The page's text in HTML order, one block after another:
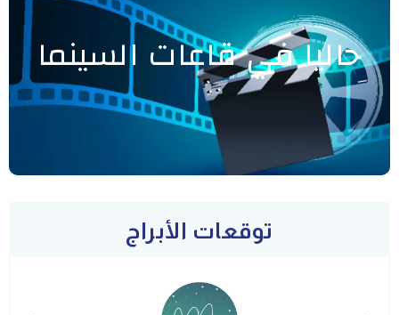
حاليا في قاعات السينما
توقعات الأبراج